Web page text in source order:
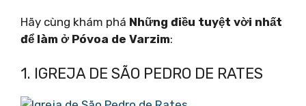
Hãy cùng khám phá Những điều tuyệt vời nhất
để làm ở Póvoa de Varzim:
1. IGREJA DE SÃO PEDRO DE RATES